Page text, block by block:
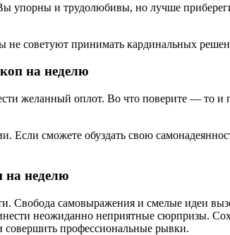
упорны и трудолюбивы, но лучше
не советуют принимать кардинальных
на неделю
желанный оплот. Во что поверите — то и
сможете обуздать свою
на неделю
Свобода самовыражения и смелые идеи
неожиданно неприятные сюрпризы.
совершить профессиональные рывки.